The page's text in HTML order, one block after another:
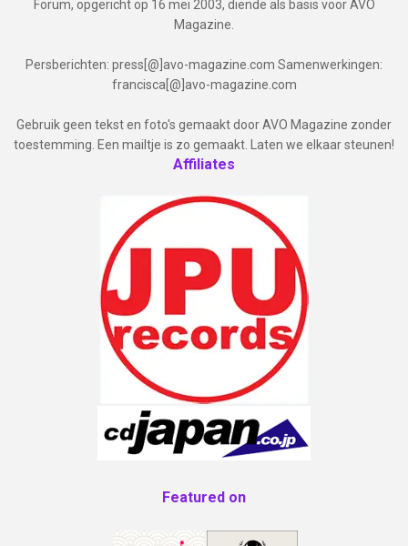
Forum, opgericht op 16 mei 2003, diende als basis voor AVO
Magazine.
Persberichten: press[@]avo-magazine.com Samenwerkingen:
francisca[@]avo-magazine.com
Gebruik geen tekst en foto's gemaakt door AVO Magazine zonder
toestemming. Een mailtje is zo gemaakt. Laten we elkaar steunen!
Affiliates
Featured on